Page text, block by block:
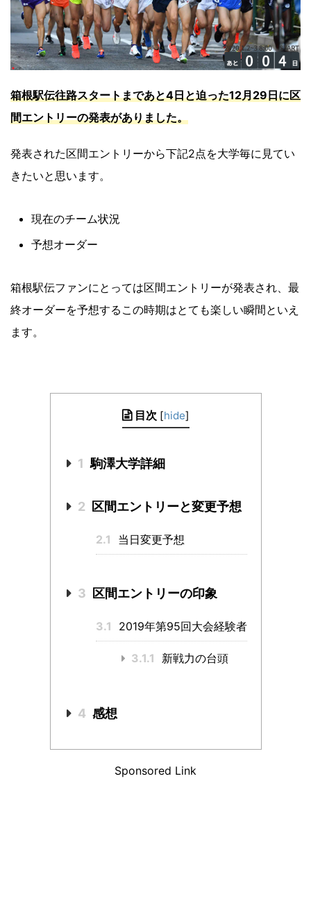
箱根駅伝往路スタートまであと4日と迫った12月29日に区
間エントリーの発表がありました。
発表された区間エントリーから下記2点を大学毎に見てい
きたいと思います。
現在のチーム状況
予想オーダー
箱根駅伝ファンにとっては区間エントリーが発表され、最
終オーダーを予想するこの時期はとても楽しい瞬間といえ
ます。
目次 [hide]
1 駒澤大学詳細
2 区間エントリーと変更予想
2.1 当日変更予想
3 区間エントリーの印象
3.1 2019年第95回大会経験者
3.1.1 新戦力の台頭
4 感想
Sponsored Link